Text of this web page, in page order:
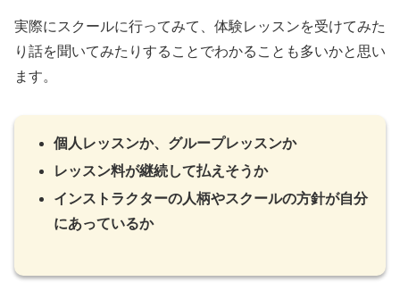
実際にスクールに行ってみて、体験レッスンを受けてみた
り話を聞いてみたりすることでわかることも多いかと思い
ます。
個人レッスンか、グループレッスンか
レッスン料が継続して払えそうか
インストラクターの人柄やスクールの方針が自分
にあっているか